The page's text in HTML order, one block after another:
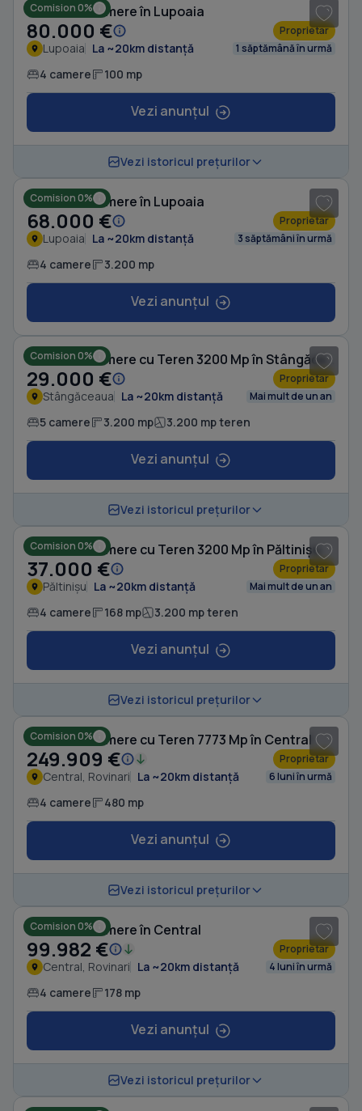
Comision 0%
Casă cu 4 camere în Lupoaia
80.000 € Proprietar
Lupoaia La ~20km distanță 1 săptămână în urmă
4 camere 100 mp
Vezi anunțul
Vezi istoricul prețurilor
Comision 0%
Casă cu 4 camere în Lupoaia
68.000 € Proprietar
Lupoaia La ~20km distanță 3 săptămâni în urmă
4 camere 3.200 mp
Vezi anunțul
Comision 0% Casă cu 5 camere cu Teren 3200 Mp în Stângăceaua
29.000 € Proprietar
Stângăceaua La ~20km distanță Mai mult de un an
5 camere 3.200 mp 3.200 mp teren
Vezi anunțul
Vezi istoricul prețurilor
Comision 0%
Casă cu 4 camere cu Teren 3200 Mp în Păltinișu
37.000 € Proprietar
Păltinișu La ~20km distanță Mai mult de un an
4 camere 168 mp 3.200 mp teren
Vezi anunțul
Vezi istoricul prețurilor
Comision 0%
Casă cu 4 camere cu Teren 7773 Mp în Central
249.909 € Proprietar
Central, Rovinari La ~20km distanță 6 luni în urmă
4 camere 480 mp
Vezi anunțul
Vezi istoricul prețurilor
Comision 0%
Casă cu 4 camere în Central
99.982 € Proprietar
Central, Rovinari La ~20km distanță 4 luni în urmă
4 camere 178 mp
Vezi anunțul
Vezi istoricul prețurilor